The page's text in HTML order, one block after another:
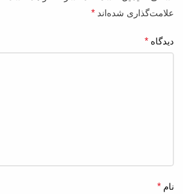
علامت‌گذاری شده‌اند *
دیدگاه *
نام *